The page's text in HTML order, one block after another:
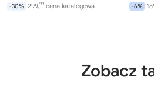
-30% 299,99 cena katalogowa -6%
Zobacz